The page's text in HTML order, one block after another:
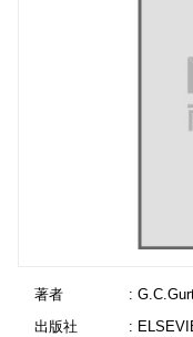
著者
:
出版社
: